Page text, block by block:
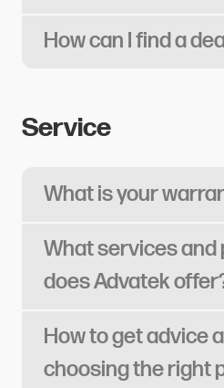
How can I find a dealer?​​​​‌
Service​​​​‌ ‍ ​‍​‍‌‍ ‌ ​‍‌‍‍‌‌‍‌ ‌‍‍‌‌‍ ‍​‍​‍​ ‍‍​‍​‍‌ ​ ‌‍​‌‌‍ ‍‌‍‍‌‌ ‌​‌ ‍‌​‍ ‍‌‍‍‌‌‍ ​‍​‍​‍ ​​‍​‍‌‍‍​‌ ​‍‌‍‌‌‌‍‌‍​‍​‍​ ‍‍​‍​‍​‍ ‌ ​ ‌ ‌​‌ ‌‌‌‍‌​‌‍‍‌‌‍ ​‍ ‌‍‍‌‌‍ ‍‌ ‌​‌‍‌‌‌‍ ‍‌ ‌​​‍ ‌‍‌‌‌‍‌​‌‍‍‌‌ ‌​​‍ ‌‍ ‌‌‍ ‌‍‌​‌‍‌‌​ ‌‌ ​​‌ ​‍‌‍‌‌‌ ​ ‌‍‌‌‌‍ ‍‌ ‌​‌‍​‌‌ ‌​‌‍‍‌‌‍ ‌‍ ‍​ ‍ ‌‍‍‌‌‍‌​​ ‌‌‍​‌‌‍‌‍​ ​ ​ ‍​‌‍​‌‌‍‌‍‌‍‌‍‌‍​ ​‍ ‌​ ​ ‌‍​ ​ ‌​​ ​‍​‍ ‌​ ‌​​ ​ ​ ​‌‌‍‌‍​‍ ‌​ ‍‌‌‍‌‌‌‍​‌​ ‍‌​‍ ‌​ ​‍​ ‍​‌‍​ ​ ​‌​ ‌‌​ ​‍‌‍‌​​ ​‍​ ‍‌​ ‌‌​ ‌ ​ ‍‌​ ‍ ‌ ‌​‌ ‍‌‌ ​​‌‍‌‌​ ‌‌‍‌‍‌‍​‌‌ ​‌‌​​ ‌‍​‌‌ ‌​‌‍‌‌‌‍‌ ‌‍ ‌ ​‍‌ ‍‌​ ‍ ‌ ​​‌‍​‌‌ ‌​‌‍‍​​ ‌‌ ‌​‌‍‍‌‌ ‌​‌‍ ​‌‍‌‌​ ‌‍​‍‌‍​‌‌ ​ ‌‍‌‌‌‌‌‌‌ ​‍‌‍ ​​ ‌​‍‌‌​ ​‍‌​‌‍‌ ​ ‌ ‌​‌ ‌‌‌‍‌​‌‍‍‌‌‍ ​‍‌‍‌‍‍‌‌‍‌​​ ‌‌‍​‌‌‍‌‍​ ​ ​ ‍​‌‍​‌‌‍‌‍‌‍‌‍‌‍​ ​‍ ‌​ ​ ‌‍​ ​ ‌​​ ​‍​‍ ‌​ ‌​​ ​ ​ ​‌‌‍‌‍​‍ ‌​ ‍‌‌‍‌‌‌‍​‌​ ‍‌​‍ ‌​ ​‍​ ‍​‌‍​ ​ ​‌​ ‌‌​ ​‍‌‍‌​​ ​‍​ ‍‌​ ‌‌​ ‌ ​ ‍‌​‍‌‍‌ ‌​‌ ‍‌‌ ​​‌‍‌‌​ ‌‌‍‌‍‌‍​‌‌ ​‌‌​​ ‌‍​‌‌ ‌​‌‍‌‌‌‍‌ ‌‍ ‌ ​‍‌ ‍‌​‍‌‍‌ ​​‌‍​‌‌ ‌​‌‍‍​​ ‌‌ ‌​‌‍‍‌‌ ‌​‌‍ ​‌‍‌‌​‍‌‍‌ ​​‌‍‌‌‌ ​‍‌ ​ ‌ ​​‌‍‌‌‌‍​ ‌ ‌​‌‍‍‌‌ ‌‍‌‍‌‌​ ‌‌ ​​‌ ‌‌‌‍​‍‌‍ ​‌‍‍‌‌ ​ ‌‍‍​‌‍‌‌‌‍‌​​‍​‍‌ ‌
What is your warranty period?​​​​‌
What services and
does Advatek offer?​​​​‌
How to get advice
choosing the right